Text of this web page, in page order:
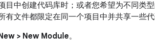
目中创建代码库时；或者您希望为不同类
文件都限定在同一个项目中并共享一些代
> New Module。